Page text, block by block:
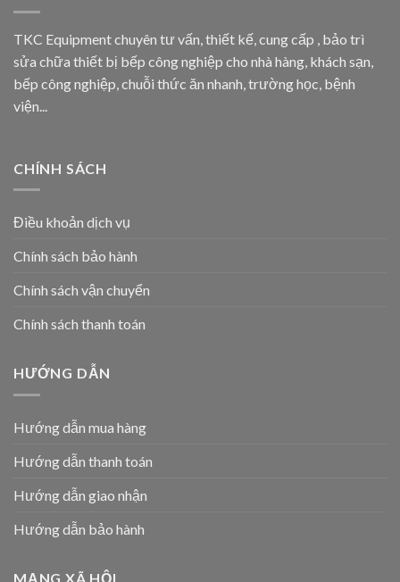
TKC Equipment chuyên tư vấn, thiết kế, cung cấp , bảo trì
sửa chữa thiết bị bếp công nghiệp cho nhà hàng, khách sạn,
bếp công nghiệp, chuỗi thức ăn nhanh, trường học, bệnh
viện...
CHÍNH SÁCH
Điều khoản dịch vụ
Chính sách bảo hành
Chính sách vận chuyển
Chính sách thanh toán
HƯỚNG DẪN
Hướng dẫn mua hàng
Hướng dẫn thanh toán
Hướng dẫn giao nhận
Hướng dẫn bảo hành
MẠNG XÃ HỘI